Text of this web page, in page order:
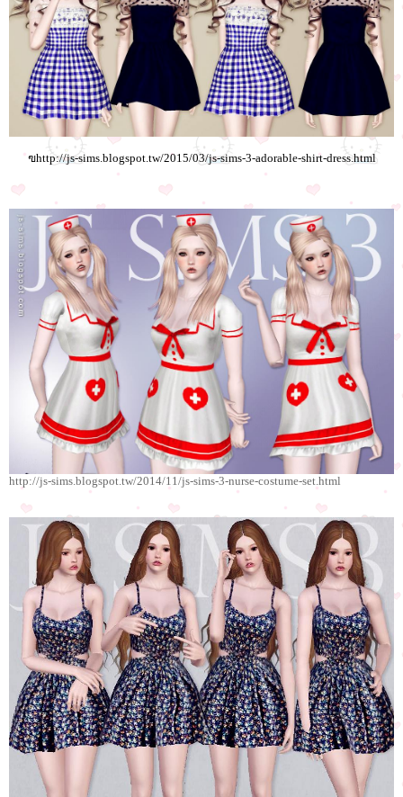
ฃhttp://js-sims.blogspot.tw/2015/03/js-sims-3-adorable-shirt-dress.html
http://js-sims.blogspot.tw/2014/11/js-sims-3-nurse-costume-set.html